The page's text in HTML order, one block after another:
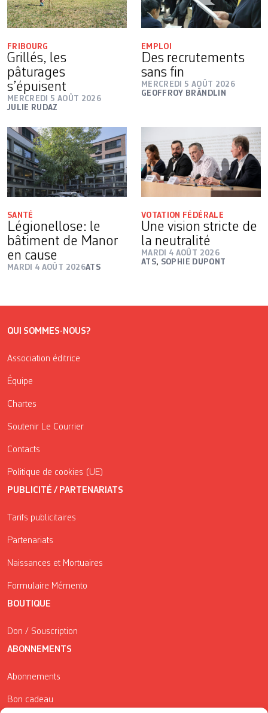
FRIBOURG
Grillés, les
pâturages
s’épuisent
MERCREDI 5 AOÛT 2026
JULIE RUDAZ
EMPLOI
Des recrutements
sans fin
MERCREDI 5 AOÛT 2026
GEOFFROY BRÄNDLIN
SANTÉ
Légionellose: le
bâtiment de Manor
en cause
MARDI 4 AOÛT 2026ATS
VOTATION FÉDÉRALE
Une vision stricte de
la neutralité
MARDI 4 AOÛT 2026
ATS, SOPHIE DUPONT
QUI SOMMES-NOUS?
Association éditrice
Équipe
Chartes
Soutenir Le Courrier
Contacts
Politique de cookies (UE)
PUBLICITÉ / PARTENARIATS
Tarifs publicitaires
Partenariats
Naissances et Mortuaires
Formulaire Mémento
BOUTIQUE
Don / Souscription
ABONNEMENTS
Abonnements
Bon cadeau